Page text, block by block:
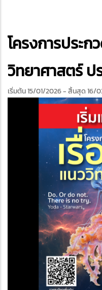
โครงการประก
วิทยาศาสตร์ ป
เริ่มต้น 15/01/2026- สิ้นสุด 16/